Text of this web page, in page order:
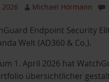
Michael Hörmann
Endpoint Security
Welt (AD360 & Co.).
1. April 2026 hat
übersichtlicher